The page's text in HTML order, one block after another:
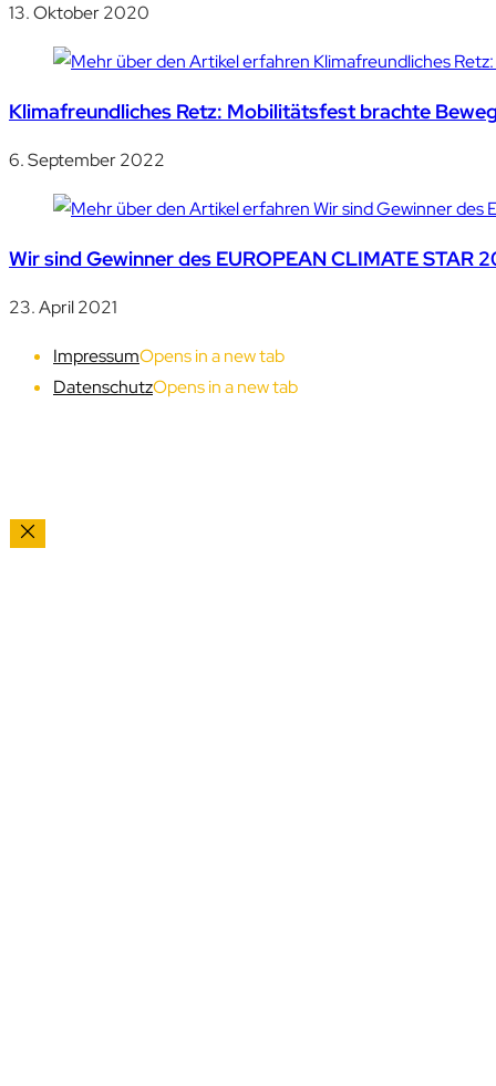
13. Oktober 2020
Klimafreundliches Retz: Mobilitätsfest brachte
6. September 2022
Wir sind Gewinner des EUROPEAN CLIMATE STAR
23. April 2021
ImpressumOpens in a new tab
DatenschutzOpens in a new tab